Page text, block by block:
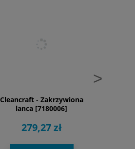
Cleancraft - Zakrzywiona
lanca [7180006]
279,27 zł
>